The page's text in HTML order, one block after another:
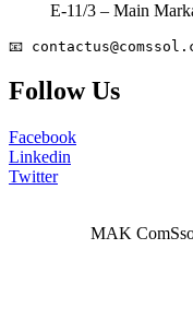
E-11/3 – Main
📧
Follow Us
Facebook
Linkedin
Twitter
MAK